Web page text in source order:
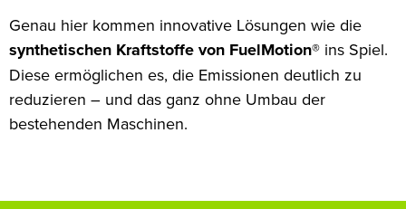
Genau hier kommen innovative Lösungen wie die
synthetischen Kraftstoffe von FuelMotion® ins Spiel.
Diese ermöglichen es, die Emissionen deutlich zu
reduzieren – und das ganz ohne Umbau der
bestehenden Maschinen.